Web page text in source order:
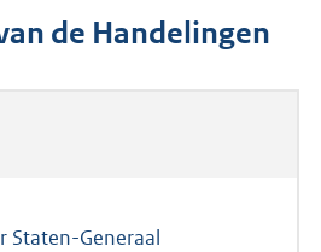
de Handelingen
Staten-Generaal